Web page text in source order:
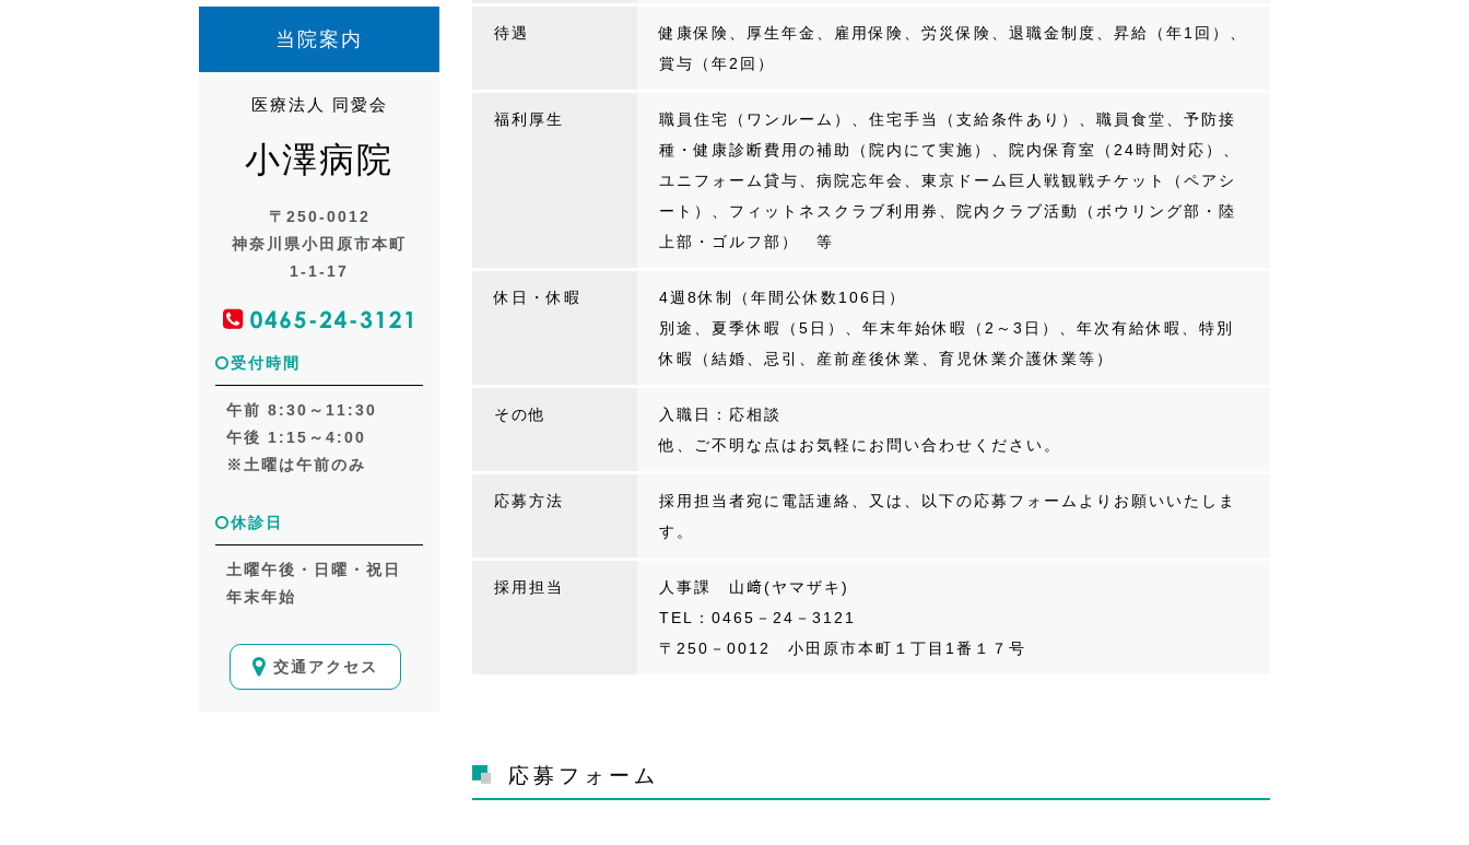
待遇
健康保険、厚生年金、雇用保険、労災保険、退職金制度、昇給（年1回）、
賞与（年2回）
福利厚生
職員住宅（ワンルーム）、住宅手当（支給条件あり）、職員食堂、予防接
種・健康診断費用の補助（院内にて実施）、院内保育室（24時間対応）、
ユニフォーム貸与、病院忘年会、東京ドーム巨人戦観戦チケット（ペアシ
ート）、フィットネスクラブ利用券、院内クラブ活動（ボウリング部・陸
上部・ゴルフ部） 等
休日・休暇
4週8休制（年間公休数106日）
別途、夏季休暇（5日）、年末年始休暇（2～3日）、年次有給休暇、特別
休暇（結婚、忌引、産前産後休業、育児休業介護休業等）
その他
入職日：応相談
他、ご不明な点はお気軽にお問い合わせください。
応募方法
採用担当者宛に電話連絡、又は、以下の応募フォームよりお願いいたしま
す。
採用担当
人事課 山﨑(ヤマザキ)
TEL：0465－24－3121
〒250－0012 小田原市本町１丁目1番１７号
応募フォーム
当院案内
医療法人 同愛会
小澤病院
〒250-0012
神奈川県小田原市本町
1-1-17
受付時間
午前 8:30～11:30
午後 1:15～4:00
※土曜は午前のみ
休診日
土曜午後・日曜・祝日
年末年始
交通アクセス